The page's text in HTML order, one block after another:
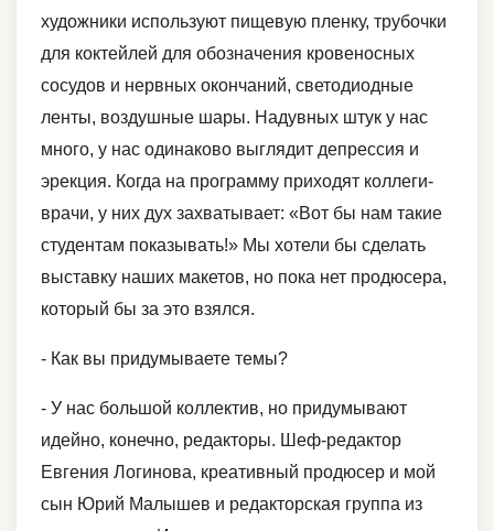
художники используют пищевую пленку, трубочки
для коктейлей для обозначения кровеносных
сосудов и нервных окончаний, светодиодные
ленты, воздушные шары. Надувных штук у нас
много, у нас одинаково выглядит депрессия и
эрекция. Когда на программу приходят коллеги-
врачи, у них дух захватывает: «Вот бы нам такие
студентам показывать!» Мы хотели бы сделать
выставку наших макетов, но пока нет продюсера,
который бы за это взялся.
- Как вы придумываете темы?
- У нас большой коллектив, но придумывают
идейно, конечно, редакторы. Шеф-редактор
Евгения Логинова, креативный продюсер и мой
сын Юрий Малышев и редакторская группа из